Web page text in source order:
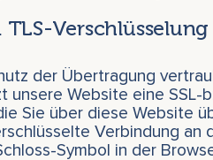
TLS-Verschlüsselung
der Übertragung
Website eine SSL-
Sie über diese Website
Verbindung an
Symbol in der